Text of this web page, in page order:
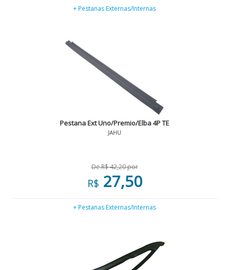
+ Pestanas Externas/Internas
Pestana Ext Uno/Premio/Elba 4P TE
JAHU
De R$ 42,20 por
R$ 27,50
+ Pestanas Externas/Internas